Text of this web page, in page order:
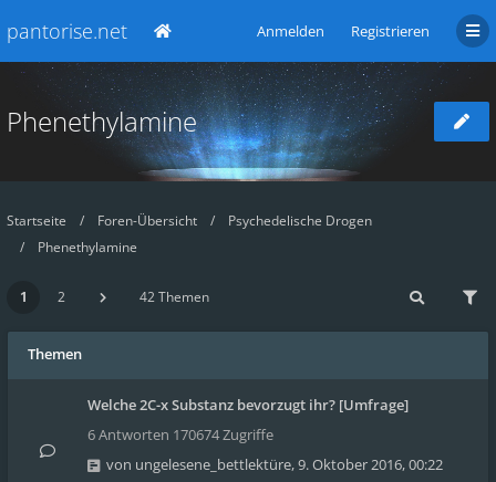
pantorise.net Anmelden Registrieren
Phenethylamine
Startseite Foren-Übersicht
Psychedelische Drogen
Phenethylamine
1 2 42 Themen
Themen
Welche 2C-x Substanz bevorzugt ihr? [Umfrage]
6 Antworten 170674 Zugriffe
von ungelesene_bettlektüre,9. Oktober 2016, 00:22